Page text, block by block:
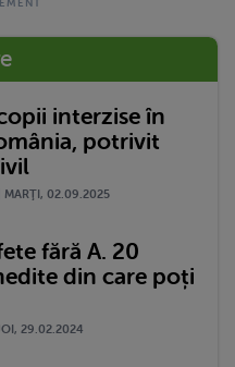
interzise în
potrivit
MARŢI, 02.09.2025
fără A. 20
din care poți
29.02.2024